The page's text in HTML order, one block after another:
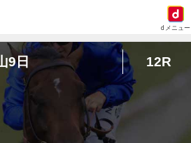
dメニュー
9日 12R